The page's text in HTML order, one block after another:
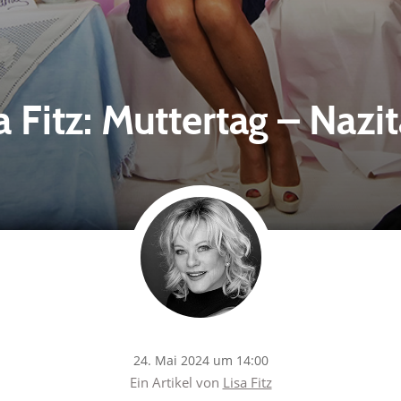
Fitz: Muttertag –
24. Mai 2024 um 14:00
Ein Artikel von Lisa Fitz